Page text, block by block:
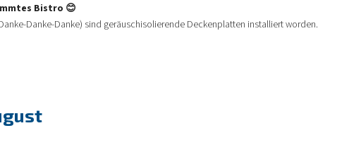
Bistro 😊
Danke-Danke) sind geräuschisolierende Deckenplatten installiert worden.